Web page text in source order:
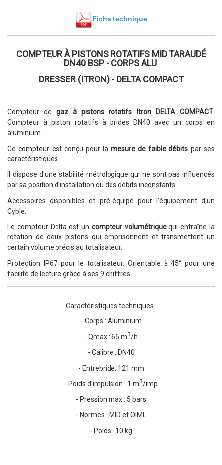
Fiche technique
COMPTEUR À PISTONS ROTATIFS MID TARAUDÉ
DN40 BSP - CORPS ALU
DRESSER (ITRON) - DELTA COMPACT
Compteur de gaz à pistons rotatifs Itron DELTA COMPACT.
Compteur à piston rotatifs à brides DN40 avec un corps en
aluminium.
Ce compteur est conçu pour la mesure de faible débits par ses
caractéristiques.
Il dispose d'une stabilité métrologique qui ne sont pas influencés
par sa position d'installation ou des débits inconstants.
Accessoires disponibles et pré-équipé pour l'équipement d'un
Cyble.
Le compteur Delta est un compteur volumétriquequi entraîne la
rotation de deux pistons qui emprisonnent et transmettent un
certain volume précis au totalisateur.
Protection IP67 pour le totalisateur. Orientable à 45° pour une
facilité de lecture grâce à ses 9 chiffres.
Caractéristiques techniques :
- Corps : Aluminium
- Qmax : 65 m3/h
- Calibre : DN40
- Entrebride: 121 mm
- Poids d'impulsion : 1 m3/imp
- Pression max : 5 bars
- Normes : MID et OIML
- Poids : 10 kg